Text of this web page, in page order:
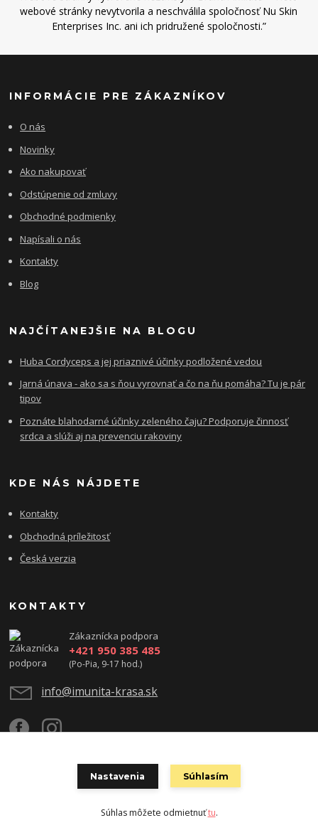
webové stránky nevytvorila a neschválila spoločnosť Nu Skin
Enterprises Inc. ani ich pridružené spoločnosti.”
INFORMÁCIE PRE ZÁKAZNÍKOV
O nás
Novinky
Ako nakupovať
Odstúpenie od zmluvy
Obchodné podmienky
Napísali o nás
Kontakty
Blog
NAJČÍTANEJŠIE NA BLOGU
Huba Cordyceps a jej priaznivé účinky podložené vedou
Jarná únava - ako sa s ňou vyrovnať a čo na ňu pomáha? Tu je pár
tipov
Poznáte blahodarné účinky zeleného čaju? Podporuje činnosť
srdca a slúži aj na prevenciu rakoviny
KDE NÁS NÁJDETE
Kontakty
Obchodná príležitosť
Česká verzia
KONTAKTY
Zákaznícka podpora
+421 950 385 485
(Po-Pia, 9-17 hod.)
info@imunita-krasa.sk
Vytvorené na
Eshop-rychlo.sk
Nastavenia Súhlasím
Súhlas môžete odmietnuťtu.